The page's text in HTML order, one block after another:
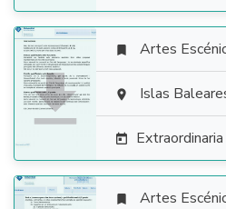

 Artes
 Islas

 Artes